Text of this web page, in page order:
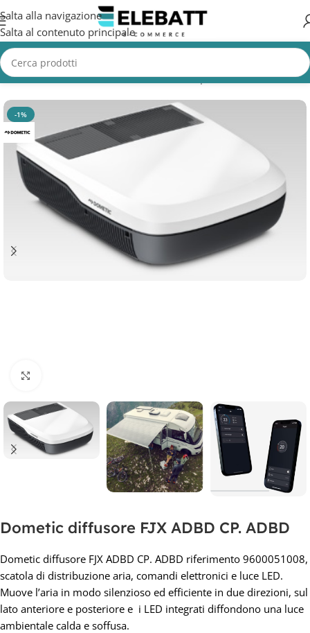
Salta alla navigazione
Salta al contenuto principale
Home/Accessori Nautica/Condizionatori per Barche
-1%
Dometic diffusore FJX ADBD CP. ADBD
Dometic diffusore FJX ADBD CP. ADBD riferimento 9600051008,
scatola di distribuzione aria, comandi elettronici e luce LED.
Muove l’aria in modo silenzioso ed efficiente in due direzioni, sul
lato anteriore e posteriore e i LED integrati diffondono una luce
ambientale calda e soffusa.